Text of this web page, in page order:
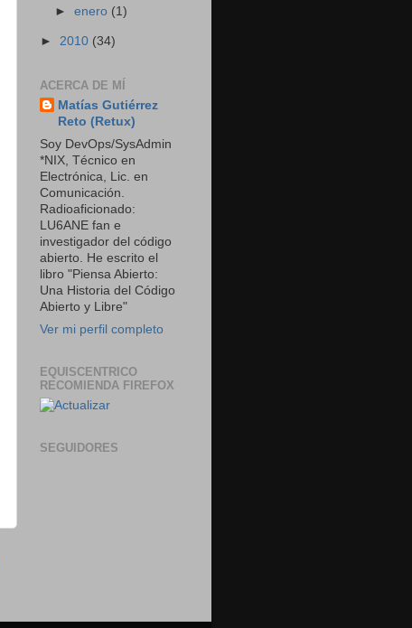
►enero (1)
► 2010 (34)
ACERCA DE MÍ
Matías Gutiérrez
Reto (Retux)
Soy DevOps/SysAdmin
*NIX, Técnico en
Electrónica, Lic. en
Comunicación.
Radioaficionado:
LU6ANE fan e
investigador del código
abierto. He escrito el
libro "Piensa Abierto:
Una Historia del Código
Abierto y Libre"
Ver mi perfil completo
EQUISCENTRICO
RECOMIENDA FIREFOX
SEGUIDORES